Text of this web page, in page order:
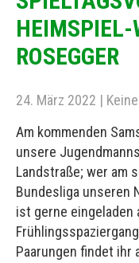
HEIMSPIEL-
ROSEGGER
24. März 2022 |
Am kommenden
unsere
Landstraße; wer am
Bundesliga unseren
ist gerne eingeladen
Paarungen findet ihr